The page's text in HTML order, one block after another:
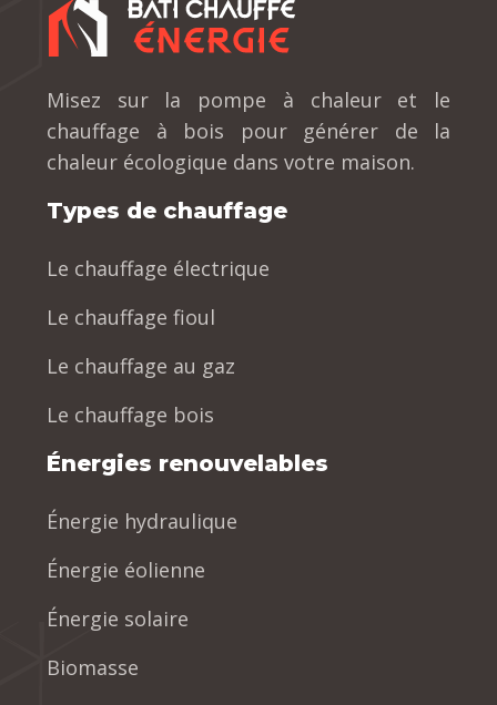
Misez sur la pompe à chaleur et le
chauffage à bois pour générer de la
chaleur écologique dans votre maison.
Types de chauffage
Le chauffage électrique
Le chauffage fioul
Le chauffage au gaz
Le chauffage bois
Énergies renouvelables
Énergie hydraulique
Énergie éolienne
Énergie solaire
Biomasse